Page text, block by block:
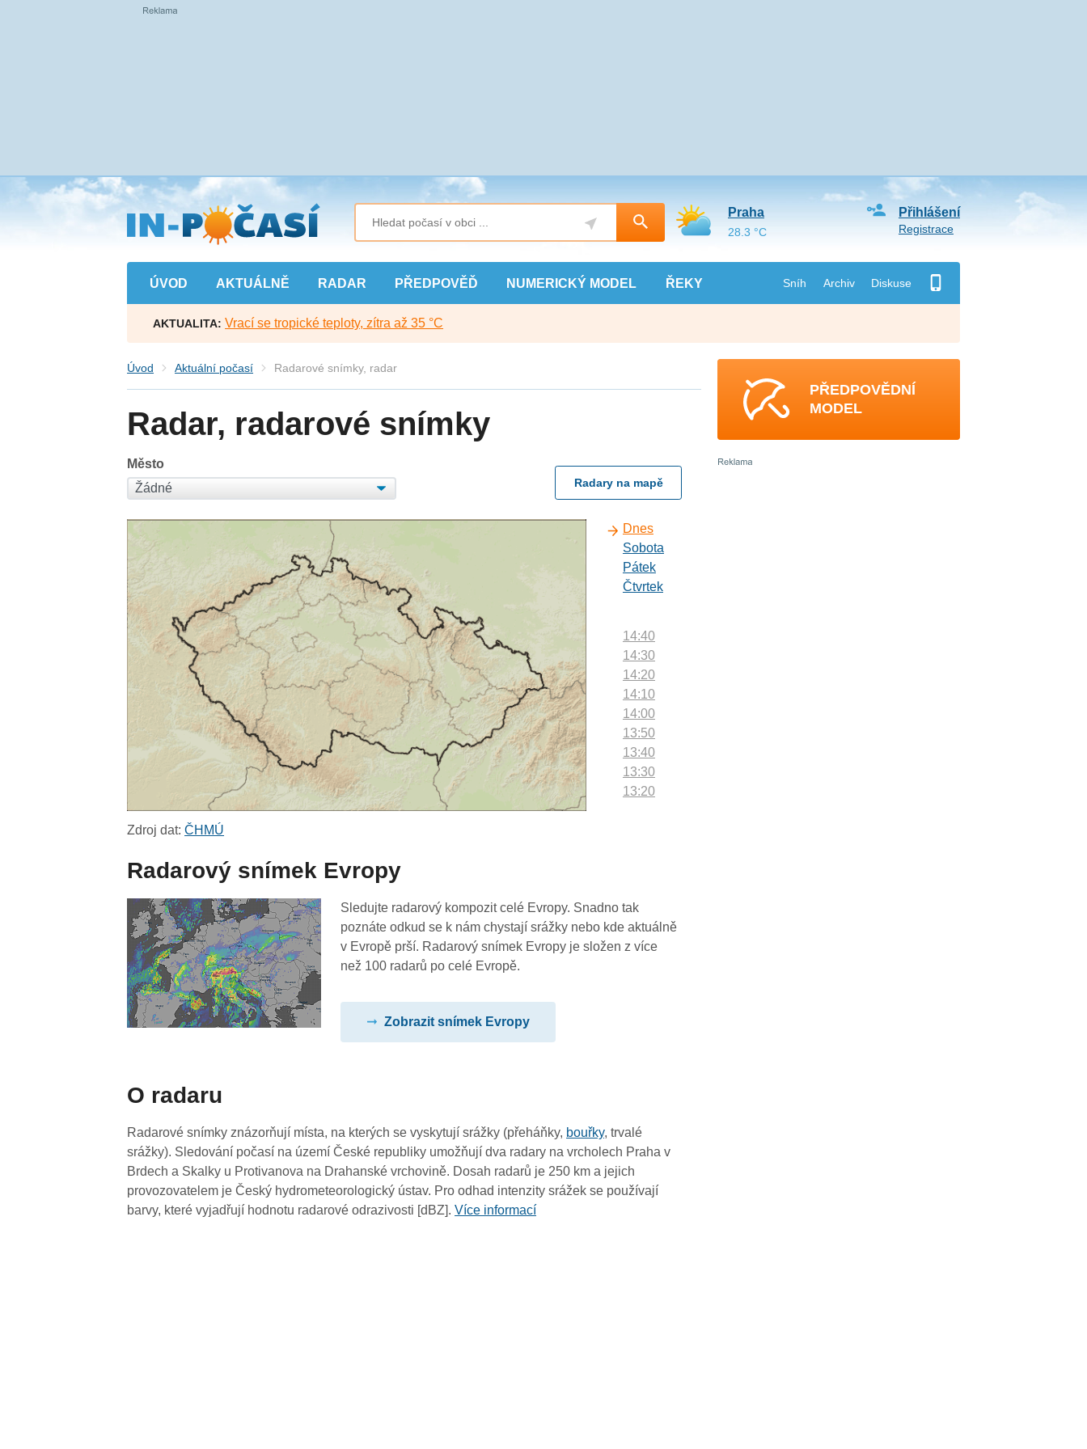
Přejít
na
hlavní
obsah
ÚVOD AKTUÁLNĚ RADAR PŘEDPOVĚĎ NUMERICKÝ MODEL ŘEKY Sníh Archiv Diskuse
Přihlášení
Registrace
Praha
28.3 °C
AKTUALITA: Vrací se tropické teploty, zítra až 35 °C
Úvod Aktuální počasí Radarové snímky, radar
Radar, radarové snímky
Město
Radary na mapě
Dnes
Sobota
Pátek
Čtvrtek
14:40
14:30
14:20
14:10
14:00
13:50
13:40
13:30
13:20
12:20
12:10
12:00
10:20
10:10
10:00
09:50
Zdroj dat:ČHMÚ
Radarový snímek Evropy
Sledujte radarový kompozit celé Evropy. Snadno tak
poznáte odkud se k nám chystají srážky nebo kde aktuálně
v Evropě prší. Radarový snímek Evropy je složen z více
než 100 radarů po celé Evropě.
Zobrazit snímek Evropy
O radaru
Radarové snímky znázorňují místa, na kterých se vyskytují srážky (přeháňky, bouřky, trvalé
srážky). Sledování počasí na území České republiky umožňují dva radary na vrcholech Praha v
Brdech a Skalky u Protivanova na Drahanské vrchovině. Dosah radarů je 250 km a jejich
provozovatelem je Český hydrometeorologický ústav. Pro odhad intenzity srážek se používají
barvy, které vyjadřují hodnotu radarové odrazivosti [dBZ].Více informací
PŘEDPOVĚDNÍ
MODEL